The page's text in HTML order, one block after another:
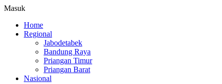
Masuk
Home
Regional
Jabodetabek
Bandung Raya
Priangan Timur
Priangan Barat
Nasional